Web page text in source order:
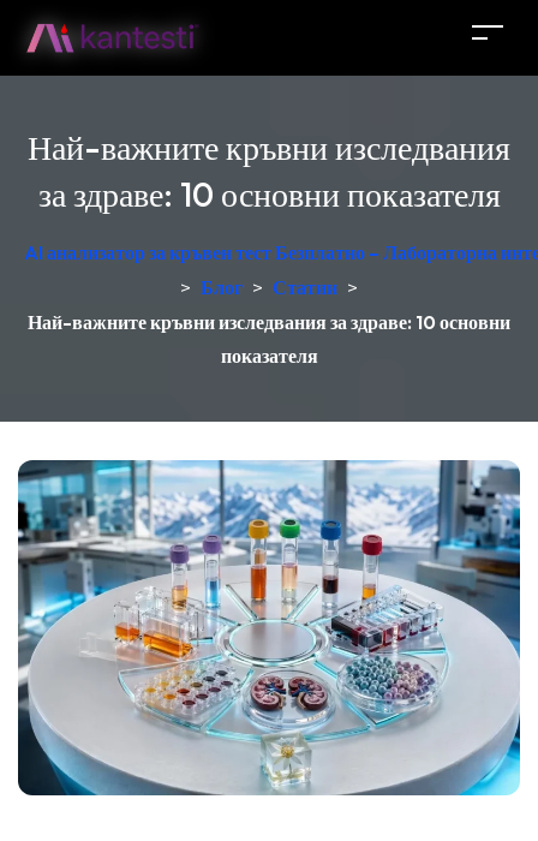
Най-важните кръвни изследвания
за здраве: 10 основни показателя
AI анализатор за кръвен тест Безплатно – Лабораторна
> Блог > Статии >
Най-важните кръвни изследвания за здраве: 10 основни
показателя